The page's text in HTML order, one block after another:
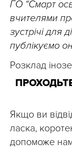
ГО “Смарт
вчителями
зустрічі для
публікуємо
Розклад
Якщо ви
ласка,
допоможе